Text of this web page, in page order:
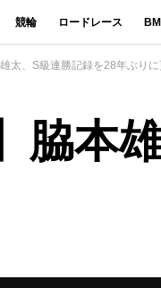
競輪 ロードレース
雄太、S級連勝記録を28年ぶり
脇本